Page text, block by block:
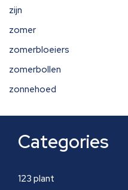
zijn
zomer
zomerbloeiers
zomerbollen
zonnehoed
Categories
123 plant